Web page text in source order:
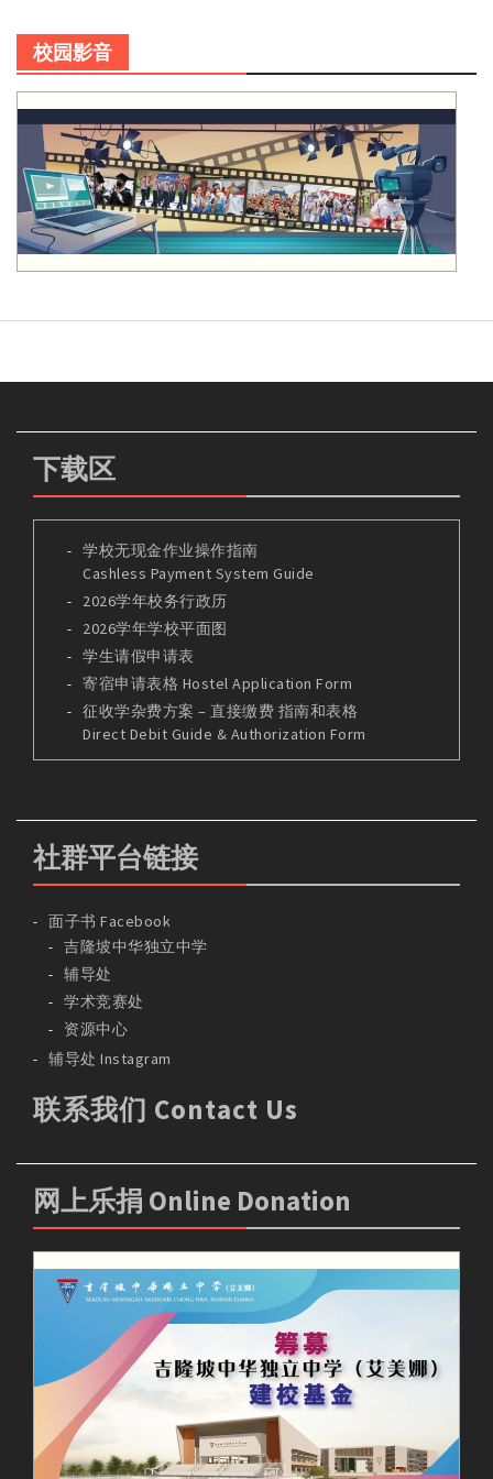
校园影音
下载区
学校无现金作业操作指南
Cashless Payment System Guide
2026学年校务行政历
2026学年学校平面图
学生请假申请表
寄宿申请表格 Hostel Application Form
征收学杂费方案 – 直接缴费 指南和表格
Direct Debit Guide & Authorization Form
社群平台链接
面子书 Facebook
吉隆坡中华独立中学
辅导处
学术竞赛处
资源中心
辅导处 Instagram
联系我们 Contact Us
网上乐捐 Online Donation